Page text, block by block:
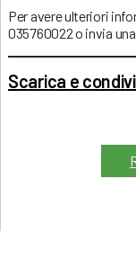
Per avere ulteriori
035760022 o invia
Scarica e